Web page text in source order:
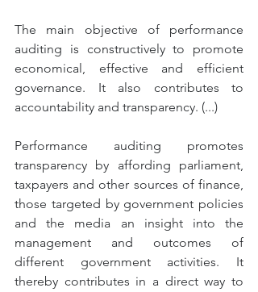
The main objective of performance
auditing is constructively to promote
economical, effective and efficient
governance. It also contributes to
accountability and transparency. (...)
Performance auditing promotes
transparency by affording parliament,
taxpayers and other sources of finance,
those targeted by government policies
and the media an insight into the
management and outcomes of
different government activities. It
thereby contributes in a direct way to